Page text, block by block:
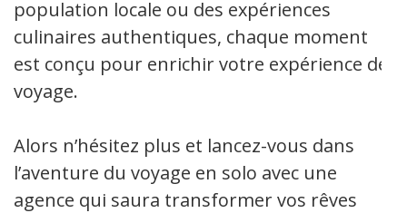
population locale ou des expériences
culinaires authentiques, chaque moment
est conçu pour enrichir votre expérience de
voyage.
Alors n’hésitez plus et lancez-vous dans
l’aventure du voyage en solo avec une
agence qui saura transformer vos rêves